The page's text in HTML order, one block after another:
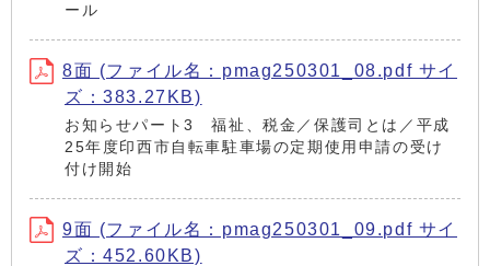
ール
8面 (ファイル名：pmag250301_08.pdf サイ
ズ：383.27KB)
お知らせパート3 福祉、税金／保護司とは／平成
25年度印西市自転車駐車場の定期使用申請の受け
付け開始
9面 (ファイル名：pmag250301_09.pdf サイ
ズ：452.60KB)